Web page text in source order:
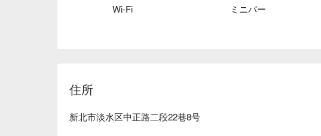
Wi-Fi ミニバー
住所
新北市淡水区中正路二段22巷8号